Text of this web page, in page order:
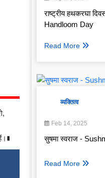
राष्ट्रीय हथकरघा
Handloom Day
Read More
व्यक्तित्व
Feb 14, 2025
सुषमा स्वराज -
Read More